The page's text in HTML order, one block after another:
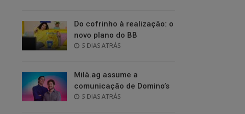
Do cofrinho à realização: o
novo plano do BB
POSTED
5 DIAS ATRÁS
Milà.ag assume a
comunicação de Domino’s
POSTED
5 DIAS ATRÁS